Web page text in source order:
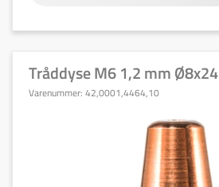
Tråddyse M6 1,2 mm Ø8x24
Varenummer: 42,0001,4464,10